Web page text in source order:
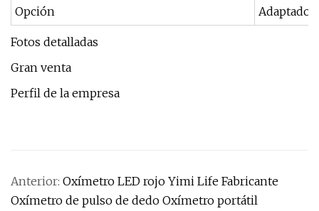
Opción Adaptador
Fotos detalladas
Gran venta
Perfil de la empresa
Anterior: Oxímetro LED rojo Yimi Life Fabricante
Oxímetro de pulso de dedo Oxímetro portátil